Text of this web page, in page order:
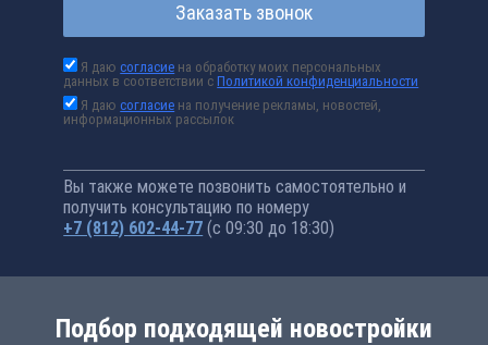
Заказать звонок
Я даюсогласие на обработку моих персональных
данных в соответствии сПолитикой конфиденциальности
Я даюсогласие на получение рекламы, новостей,
информационных рассылок
Вы также можете позвонить самостоятельно и
получить консультацию по номеру
+7 (812) 602-44-77 (с 09:30 до 18:30)
Подбор подходящей новостройки